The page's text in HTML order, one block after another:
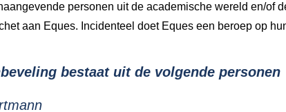
personen uit de academische wereld en/
aan Eques. Incidenteel doet Eques een beroep op
bestaat uit de volgende personen